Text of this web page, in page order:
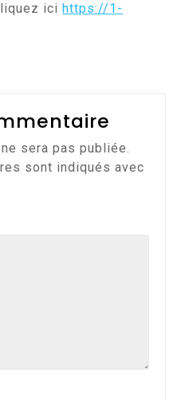
ici https://1-
sera pas publiée.
sont indiqués avec